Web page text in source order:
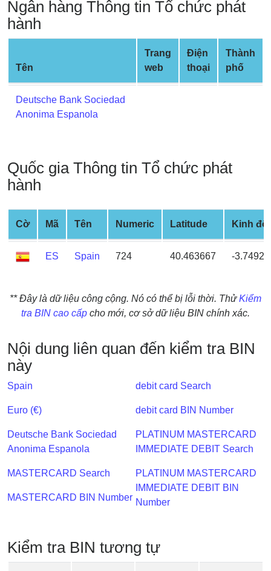
Generator
Generate
Credit
from
BIN
Credit
Card
What
My
IP
Address
/
Validator
Ngân hàng Thông tin Tổ chức phát
hành
Tên
Trang
web
Điện
thoại
Thành
phố
Deutsche Bank Sociedad
Anonima Espanola
Quốc gia Thông tin Tổ chức phát
hành
Cờ Mã Tên Numeric Latitude Kinh độ
ES Spain 724 40.463667 -3.74922
** Đây là dữ liệu công cộng. Nó có thể bị lỗi thời. ThửKiểm
tra BIN cao cấp cho mới, cơ sở dữ liệu BIN chính xác.
Nội dung liên quan đến kiểm tra BIN
này
Spain
Euro (€)
Deutsche Bank Sociedad
Anonima Espanola
MASTERCARD Search
MASTERCARD BIN Number
debit card Search
debit card BIN Number
PLATINUM MASTERCARD
IMMEDIATE DEBIT Search
PLATINUM MASTERCARD
IMMEDIATE DEBIT BIN
Number
Kiểm tra BIN tương tự